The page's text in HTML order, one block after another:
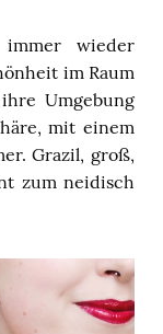
wieder
im Raum
Umgebung
mit einem
Grazil, groß,
zum neidisch